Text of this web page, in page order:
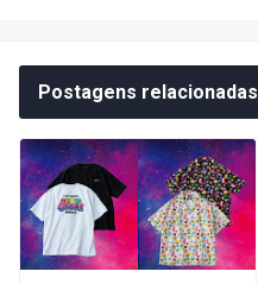
Postagens relacionadas